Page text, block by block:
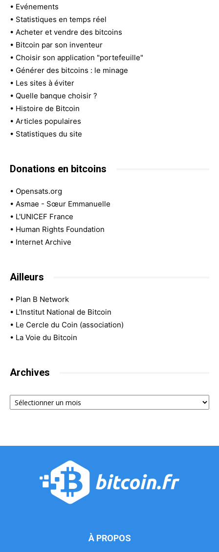
• Evénements
• Statistiques en temps réel
• Acheter et vendre des bitcoins
• Bitcoin par son inventeur
• Choisir son application "portefeuille"
• Générer des bitcoins : le minage
• Les sites à éviter
• Quelle banque choisir ?
• Histoire de Bitcoin
• Articles populaires
• Statistiques du site
Donations en bitcoins
• Opensats.org
• Asmae - Sœur Emmanuelle
• L'UNICEF France
• Human Rights Foundation
• Internet Archive
Ailleurs
• Plan B Network
• L'Institut National de Bitcoin
• Le Cercle du Coin (association)
• La Voie du Bitcoin
Archives
Archives
À PROPOS